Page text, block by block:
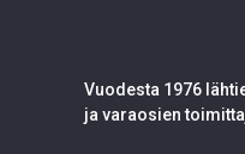
Vuodesta 1976
ja varaosien